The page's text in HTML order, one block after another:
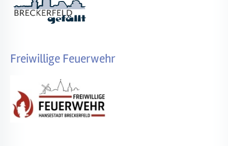
Freiwillige Feuerwehr